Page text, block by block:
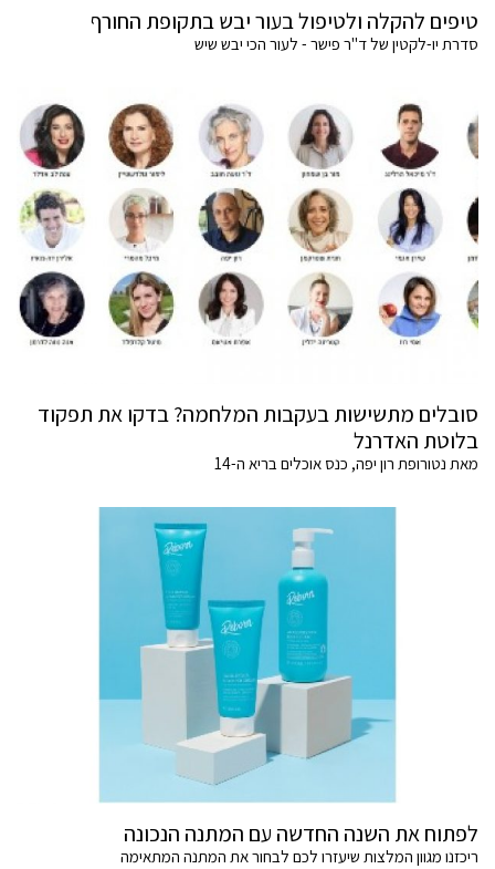
טיפים להקלה ולטיפול בעור יבש בתקופת החורף
סדרת יו-לקטין של ד"ר פישר - לעור הכי יבש שיש
סובלים מתשישות בעקבות המלחמה? בדקו את תפקוד
בלוטת האדרנל
מאת נטורופת רון יפה, כנס אוכלים בריא ה-14
לפתוח את השנה החדשה עם המתנה הנכונה
ריכזנו מגוון המלצות שיעזרו לכם לבחור את המתנה המתאימה